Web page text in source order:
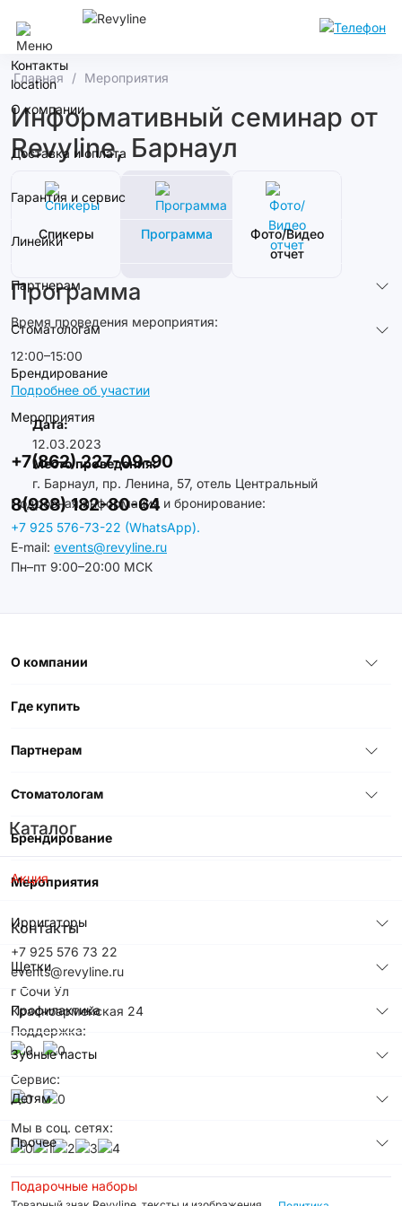
Контакты
О компании
Доставка и оплата
Гарантия и сервис
Линейки
Партнерам
Стоматологам
Брендирование
Мероприятия
+7(862) 227-09-90
8(988) 182-80-64
Каталог
Акция
Ирригаторы
Щетки
Профилактика
Зубные пасты
Детям
Прочее
Подарочные наборы
Главная Мероприятия
Информативный семинар от
Revyline, Барнаул
Спикеры Программа
Фото/Видео
отчет
Программа
Время проведения мероприятия:
12:00–15:00
Подробнее об участии
Дата:
12.03.2023
Место проведения:
г. Барнаул, пр. Ленина, 57, отель Центральный
Подробная информация и бронирование:
+7 925 576-73-22 (WhatsApp).
E-mail: events@revyline.ru
Пн–пт 9:00–20:00 МСК
О компании
Где купить
Партнерам
Стоматологам
Брендирование
Мероприятия
Контакты
+7 925 576 73 22
events@revyline.ru
г Сочи Ул
Красноармейская 24
Поддержка:
Сервис:
Мы в соц. сетях: